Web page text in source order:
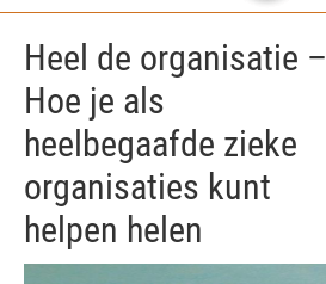
Heel de organisatie –
Hoe je als
heelbegaafde zieke
organisaties kunt
helpen helen